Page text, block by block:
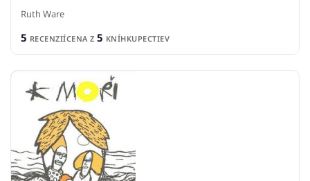
Ruth Ware
5 RECENZIÍCENA Z 5 KNÍHKUPECTIEV